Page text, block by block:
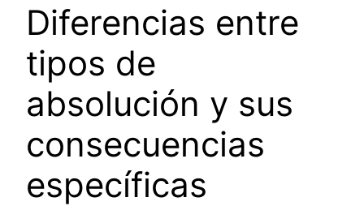
Diferencias entre
tipos de
absolución y sus
consecuencias
específicas